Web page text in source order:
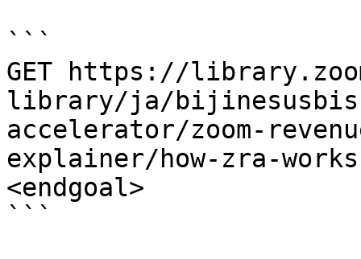
```
GET https://
library/ja/
accelerator/zoom-
explainer/how-zra-
<endgoal>
```